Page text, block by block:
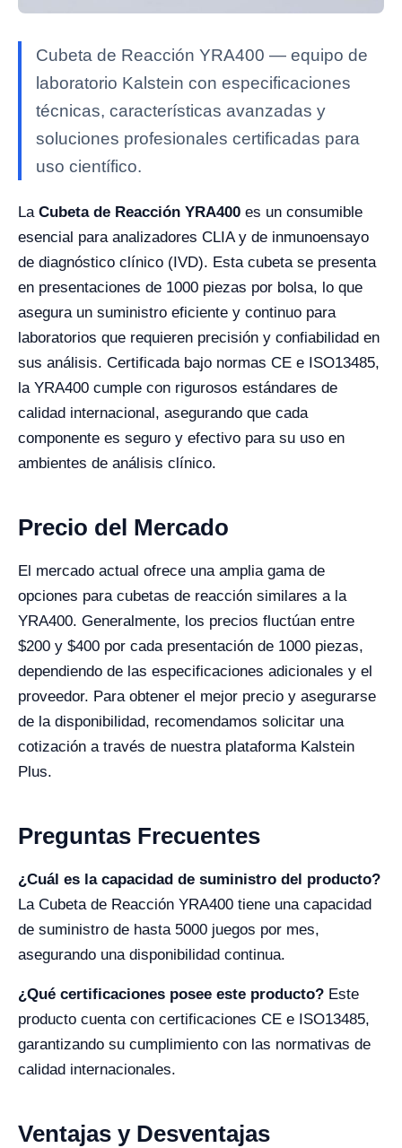
Cubeta de Reacción YRA400 — equipo de
laboratorio Kalstein con especificaciones
técnicas, características avanzadas y
soluciones profesionales certificadas para
uso científico.
La Cubeta de Reacción YRA400 es un consumible
esencial para analizadores CLIA y de inmunoensayo
de diagnóstico clínico (IVD). Esta cubeta se presenta
en presentaciones de 1000 piezas por bolsa, lo que
asegura un suministro eficiente y continuo para
laboratorios que requieren precisión y confiabilidad en
sus análisis. Certificada bajo normas CE e ISO13485,
la YRA400 cumple con rigurosos estándares de
calidad internacional, asegurando que cada
componente es seguro y efectivo para su uso en
ambientes de análisis clínico.
Precio del Mercado
El mercado actual ofrece una amplia gama de
opciones para cubetas de reacción similares a la
YRA400. Generalmente, los precios fluctúan entre
$200 y $400 por cada presentación de 1000 piezas,
dependiendo de las especificaciones adicionales y el
proveedor. Para obtener el mejor precio y asegurarse
de la disponibilidad, recomendamos solicitar una
cotización a través de nuestra plataforma Kalstein
Plus.
Preguntas Frecuentes
¿Cuál es la capacidad de suministro del producto?
La Cubeta de Reacción YRA400 tiene una capacidad
de suministro de hasta 5000 juegos por mes,
asegurando una disponibilidad continua.
¿Qué certificaciones posee este producto? Este
producto cuenta con certificaciones CE e ISO13485,
garantizando su cumplimiento con las normativas de
calidad internacionales.
Ventajas y Desventajas